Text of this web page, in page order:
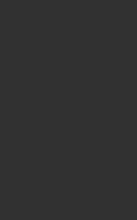
a
és
konyhai
és